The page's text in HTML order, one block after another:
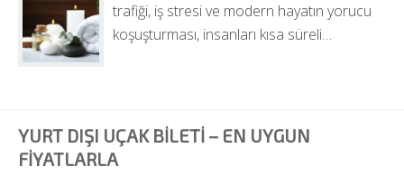
trafiği, iş stresi ve modern hayatın yorucu
koşuşturması, insanları kısa süreli…
YURT DIŞI UÇAK BILETI – EN UYGUN
FIYATLARLA